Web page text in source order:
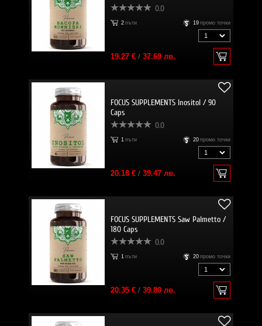
0.0
2 пъти 19 промо точки
19.27 €/ 37.69 лв.
FOCUS SUPPLEMENTS Inositol / 90
Caps
0.0
1 пъти 20 промо точки
20.18 €/ 39.47 лв.
FOCUS SUPPLEMENTS Saw Palmetto /
180 Caps
0.0
1 пъти 20 промо точки
20.35 €/ 39.80 лв.